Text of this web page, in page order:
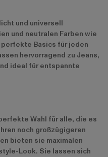
und universell
und neutralen Farben wie
perfekte Basics für jeden
hervorragend zu Jeans,
ideal für entspannte
Wahl für alle, die es
noch großzügigeren
bieten sie maximalen
Look. Sie lassen sich